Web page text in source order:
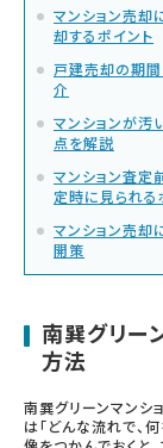
マンション売却
却するポイント
戸建売却の期間
介
マンションが汚
点を解説
マンション査定
定時に見られる
マンション売却
開策
南巽グリー
方法
南巽グリーンマンシ
は「どんな流れで、